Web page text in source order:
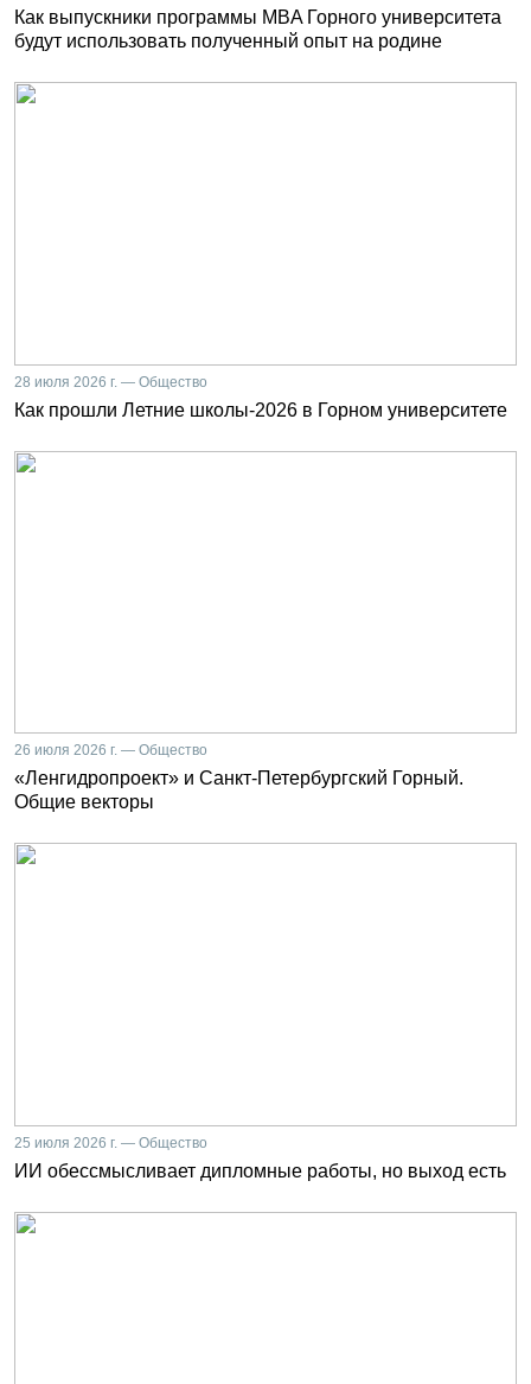
Как выпускники программы MBA Горного университета
будут использовать полученный опыт на родине
28 июля 2026 г. — Общество
Как прошли Летние школы-2026 в Горном университете
26 июля 2026 г. — Общество
«Ленгидропроект» и Санкт-Петербургский Горный.
Общие векторы
25 июля 2026 г. — Общество
ИИ обессмысливает дипломные работы, но выход есть